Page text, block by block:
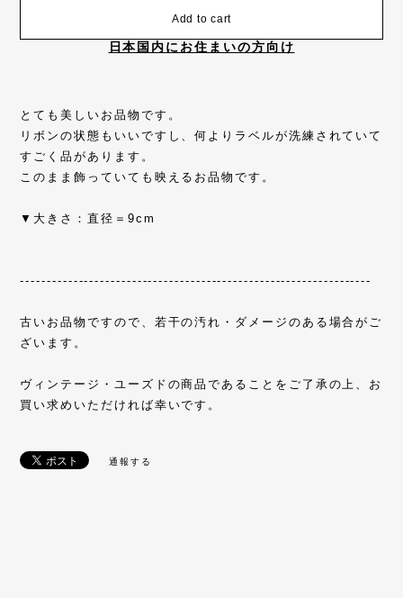
Add to cart
日本国内にお住まいの方向け
とても美しいお品物です。
リボンの状態もいいですし、何よりラベルが洗練されていて
すごく品があります。
このまま飾っていても映えるお品物です。
▼大きさ：直径＝9cm
------------------------------------------------------------------
古いお品物ですので、若干の汚れ・ダメージのある場合がご
ざいます。
ヴィンテージ・ユーズドの商品であることをご了承の上、お
買い求めいただければ幸いです。
通報する